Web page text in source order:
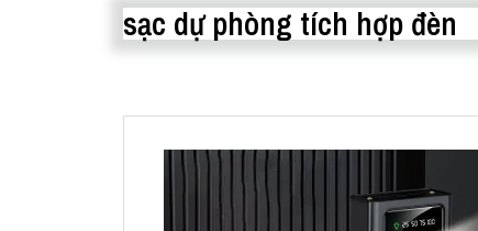
sạc dự phòng tích hợp đèn